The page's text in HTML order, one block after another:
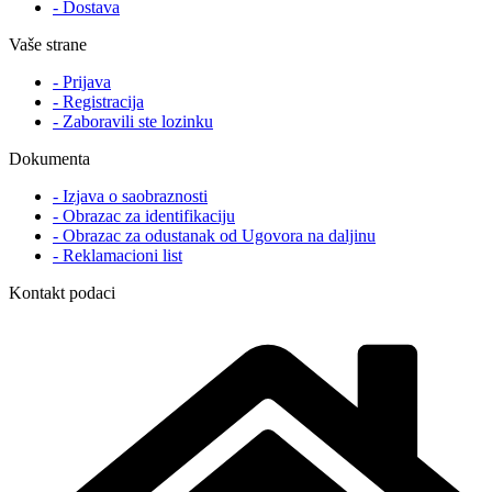
- Dostava
Vaše strane
- Prijava
- Registracija
- Zaboravili ste lozinku
Dokumenta
- Izjava o saobraznosti
- Obrazac za identifikaciju
- Obrazac za odustanak od Ugovora na daljinu
- Reklamacioni list
Kontakt podaci